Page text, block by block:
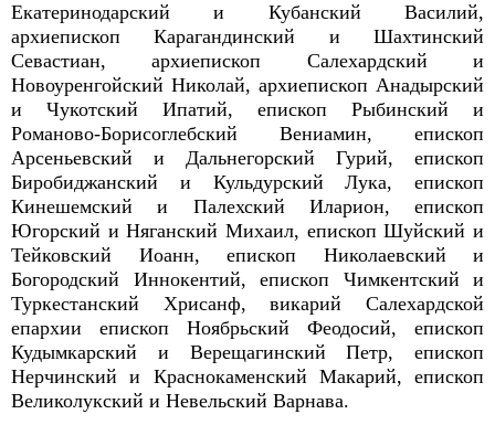
Екатеринодарский и Кубанский Василий,
архиепископ Карагандинский и Шахтинский
Севастиан, архиепископ Салехардский и
Новоуренгойский Николай, архиепископ Анадырский
и Чукотский Ипатий, епископ Рыбинский и
Романово-Борисоглебский Вениамин, епископ
Арсеньевский и Дальнегорский Гурий, епископ
Биробиджанский и Кульдурский Лука, епископ
Кинешемский и Палехский Иларион, епископ
Югорский и Няганский Михаил, епископ Шуйский и
Тейковский Иоанн, епископ Николаевский и
Богородский Иннокентий, епископ Чимкентский и
Туркестанский Хрисанф, викарий Салехардской
епархии епископ Ноябрьский Феодосий, епископ
Кудымкарский и Верещагинский Петр, епископ
Нерчинский и Краснокаменский Макарий, епископ
Великолукский и Невельский Варнава.